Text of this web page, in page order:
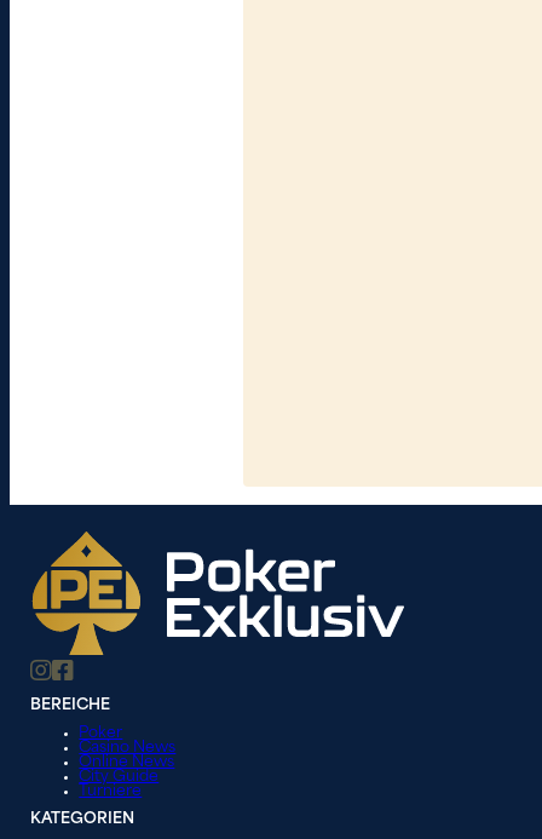
BEREICHE
Poker
Casino News
Online News
City Guide
Turniere
KATEGORIEN